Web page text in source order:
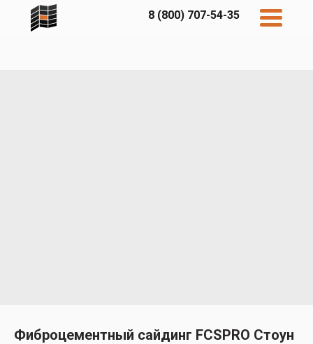
8 (800) 707-54-35
Cedral
Фиброцементный сайдинг FCSPRO Стоун